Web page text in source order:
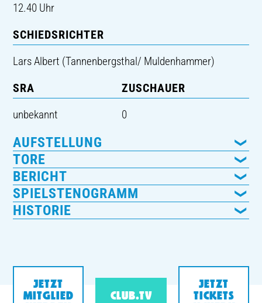
12.40 Uhr
SCHIEDSRICHTER
Lars Albert (Tannenbergsthal/ Muldenhammer)
SRA
unbekannt
ZUSCHAUER
0
AUFSTELLUNG
TORE
BERICHT
SPIELSTENOGRAMM
HISTORIE
JETZT
MITGLIED
CLUB.TV
JETZT
TICKETS